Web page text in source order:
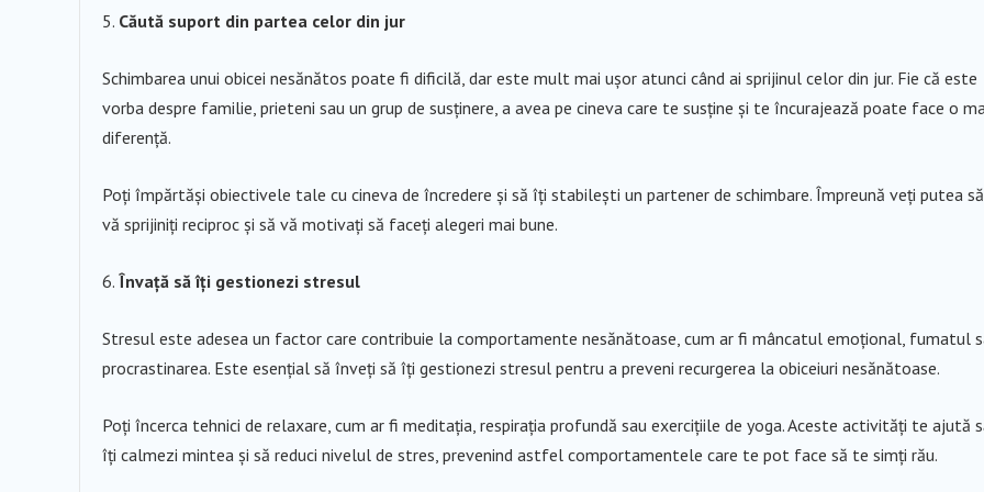
Căută suport din partea celor din jur
Schimbarea unui obicei nesănătos poate fi dificilă, dar este mult mai ușor atunci când ai sprijinul celor din jur. Fie că este
vorba despre familie, prieteni sau un grup de susținere, a avea pe cineva care te susține și te încurajează poate face o
diferență.
Poți împărtăși obiectivele tale cu cineva de încredere și să îți stabilești un partener de schimbare. Împreună veți putea să
vă sprijiniți reciproc și să vă motivați să faceți alegeri mai bune.
Învață să îți gestionezi stresul
Stresul este adesea un factor care contribuie la comportamente nesănătoase, cum ar fi mâncatul emoțional, fumatul
procrastinarea. Este esențial să înveți să îți gestionezi stresul pentru a preveni recurgerea la obiceiuri nesănătoase.
Poți încerca tehnici de relaxare, cum ar fi meditația, respirația profundă sau exercițiile de yoga. Aceste activități te ajută
îți calmezi mintea și să reduci nivelul de stres, prevenind astfel comportamentele care te pot face să te simți rău.